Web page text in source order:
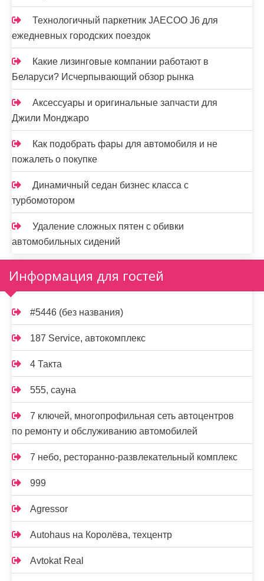
Технологичный паркетник JAECOO J6 для
ежедневных городских поездок
Какие лизинговые компании работают в
Беларуси? Исчерпывающий обзор рынка
Аксессуары и оригинальные запчасти для
Джили Монджаро
Как подобрать фары для автомобиля и не
пожалеть о покупке
Динамичный седан бизнес класса с
турбомотором
Удаление сложных пятен с обивки
автомобильных сидений
Информация для гостей
#5446 (без названия)
187 Service, автокомплекс
4 Такта
555, сауна
7 ключей, многопрофильная сеть автоцентров
по ремонту и обслуживанию автомобилей
7 небо, ресторанно-развлекательный комплекс
999
Agressor
Autohaus на Королёва, техцентр
Avtokat Real